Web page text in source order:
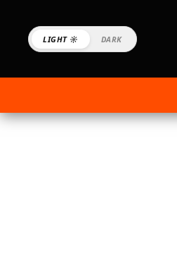
LIGHT ☼ DARK